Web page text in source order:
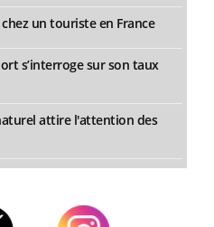
un touriste en France
s’interroge sur son taux
attire l'attention des